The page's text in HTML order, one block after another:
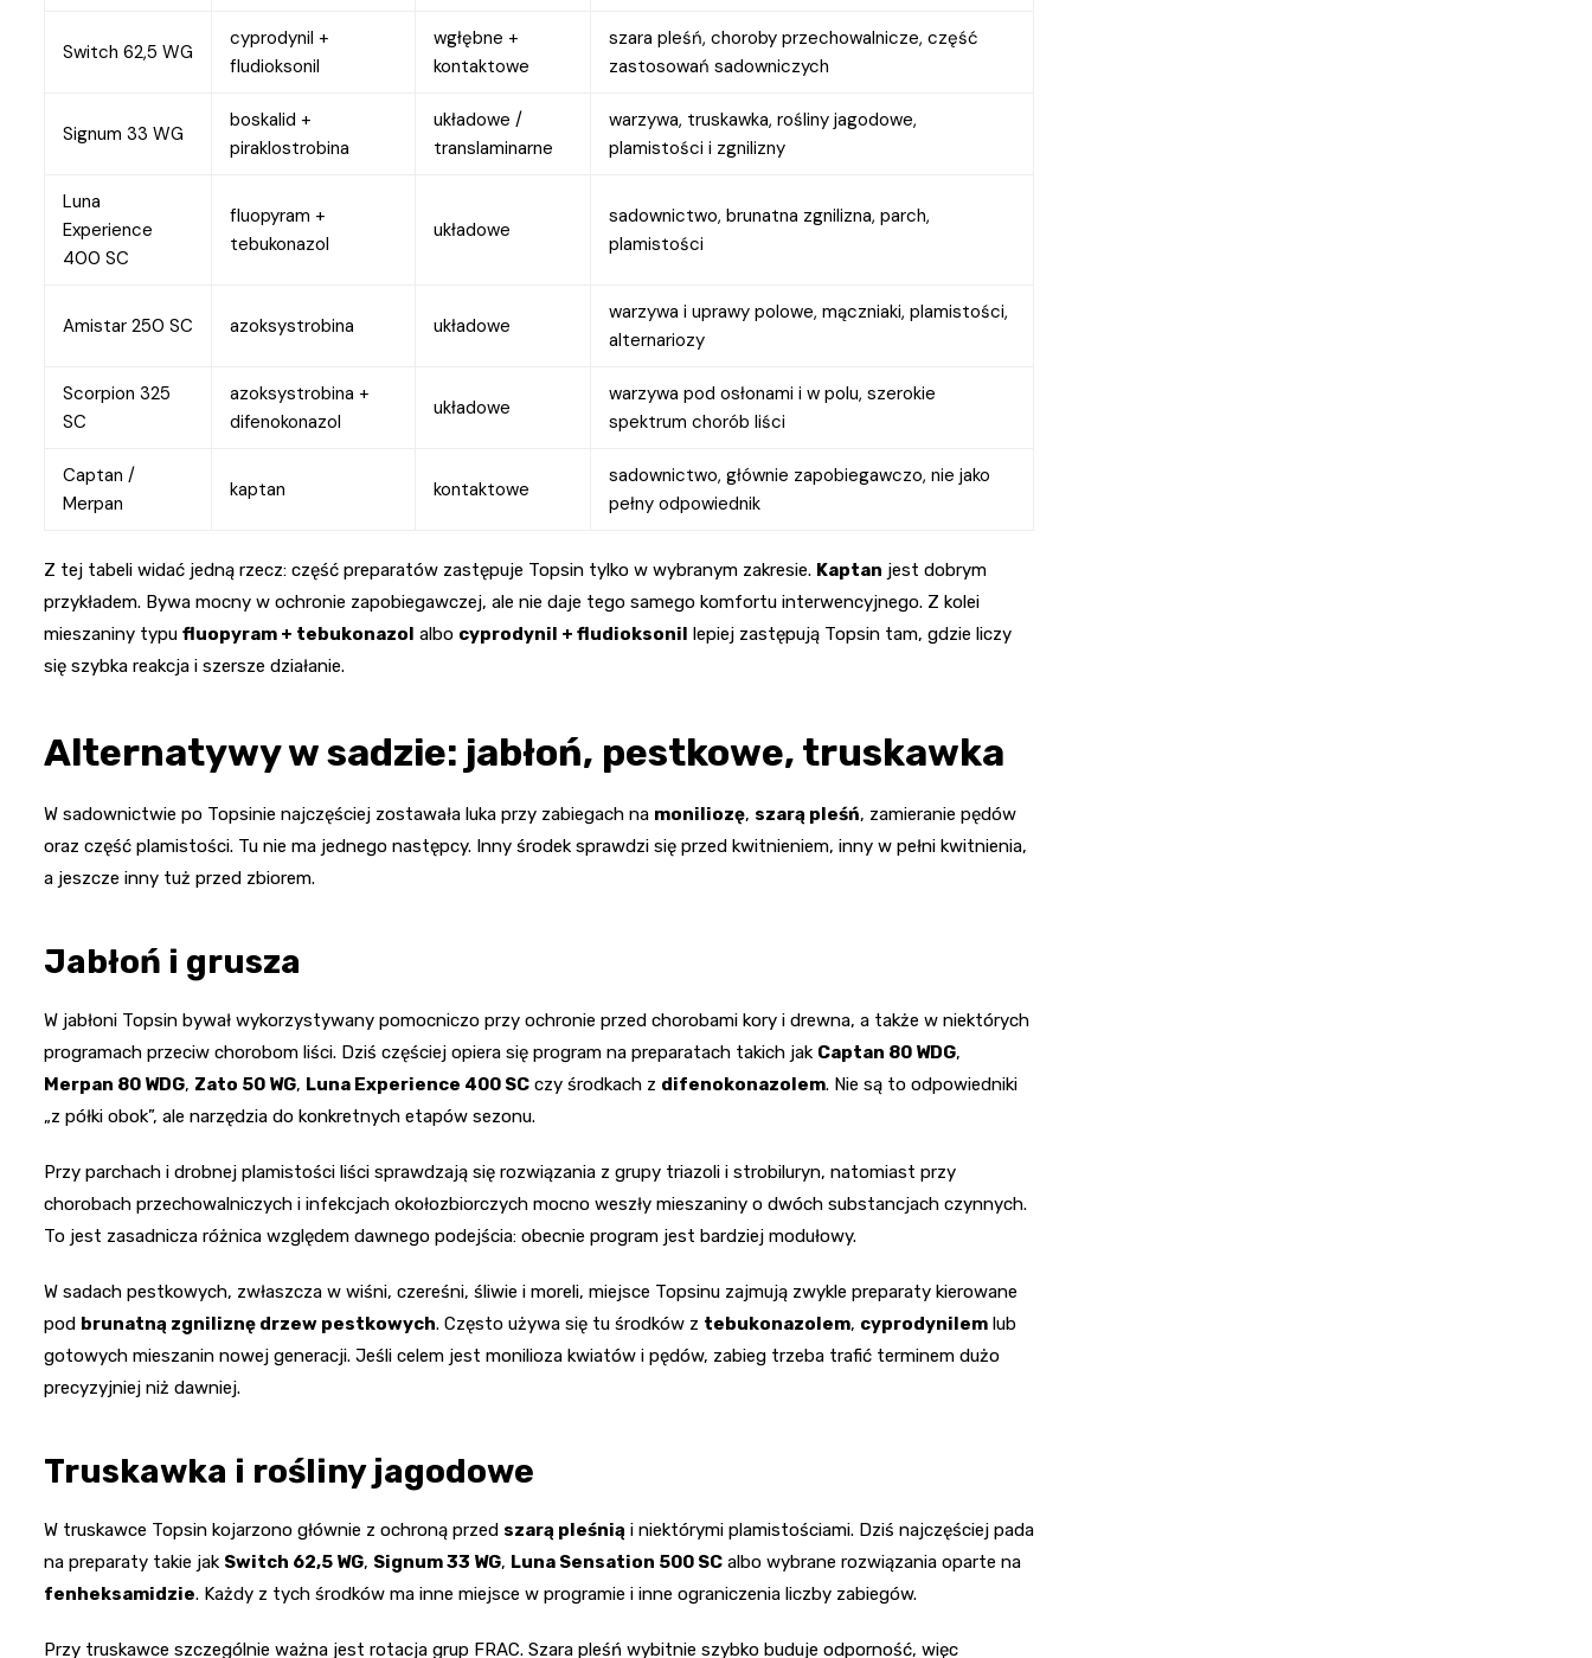
Switch 62,5 WG
cyprodynil +
fludioksonil
wgłębne +
kontaktowe
szara pleśń, choroby przechowalnicze, część
zastosowań sadowniczych
Signum 33 WG
boskalid +
piraklostrobina
układowe /
translaminarne
warzywa, truskawka, rośliny jagodowe,
plamistości i zgnilizny
Luna
Experience
400 SC
fluopyram +
tebukonazol
układowe
sadownictwo, brunatna zgnilizna, parch,
plamistości
Amistar 250 SC azoksystrobina układowe
warzywa i uprawy polowe, mączniaki, plamistości,
alternariozy
Scorpion 325
SC
azoksystrobina +
difenokonazol
układowe
warzywa pod osłonami i w polu, szerokie
spektrum chorób liści
Captan /
Merpan
kaptan kontaktowe
sadownictwo, głównie zapobiegawczo, nie jako
pełny odpowiednik
Z tej tabeli widać jedną rzecz: część preparatów zastępuje Topsin tylko w wybranym zakresie. Kaptan jest dobrym
przykładem. Bywa mocny w ochronie zapobiegawczej, ale nie daje tego samego komfortu interwencyjnego. Z kolei
mieszaniny typu fluopyram + tebukonazol albo cyprodynil + fludioksonil lepiej zastępują Topsin tam, gdzie liczy
się szybka reakcja i szersze działanie.
Alternatywy w sadzie: jabłoń, pestkowe, truskawka
W sadownictwie po Topsinie najczęściej zostawała luka przy zabiegach na moniliozę, szarą pleśń, zamieranie pędów
oraz część plamistości. Tu nie ma jednego następcy. Inny środek sprawdzi się przed kwitnieniem, inny w pełni kwitnienia,
a jeszcze inny tuż przed zbiorem.
Jabłoń i grusza
W jabłoni Topsin bywał wykorzystywany pomocniczo przy ochronie przed chorobami kory i drewna, a także w niektórych
programach przeciw chorobom liści. Dziś częściej opiera się program na preparatach takich jak Captan 80 WDG,
Merpan 80 WDG, Zato 50 WG, Luna Experience 400 SC czy środkach z difenokonazolem. Nie są to odpowiedniki
„z półki obok”, ale narzędzia do konkretnych etapów sezonu.
Przy parchach i drobnej plamistości liści sprawdzają się rozwiązania z grupy triazoli i strobiluryn, natomiast przy
chorobach przechowalniczych i infekcjach okołozbiorczych mocno weszły mieszaniny o dwóch substancjach czynnych.
To jest zasadnicza różnica względem dawnego podejścia: obecnie program jest bardziej modułowy.
W sadach pestkowych, zwłaszcza w wiśni, czereśni, śliwie i moreli, miejsce Topsinu zajmują zwykle preparaty kierowane
pod brunatną zgniliznę drzew pestkowych. Często używa się tu środków z tebukonazolem, cyprodynilem lub
gotowych mieszanin nowej generacji. Jeśli celem jest monilioza kwiatów i pędów, zabieg trzeba trafić terminem dużo
precyzyjniej niż dawniej.
Truskawka i rośliny jagodowe
W truskawce Topsin kojarzono głównie z ochroną przed szarą pleśnią i niektórymi plamistościami. Dziś najczęściej pada
na preparaty takie jak Switch 62,5 WG, Signum 33 WG, Luna Sensation 500 SC albo wybrane rozwiązania oparte na
fenheksamidzie. Każdy z tych środków ma inne miejsce w programie i inne ograniczenia liczby zabiegów.
Przy truskawce szczególnie ważna jest rotacja grup FRAC. Szara pleśń wybitnie szybko buduje odporność, więc